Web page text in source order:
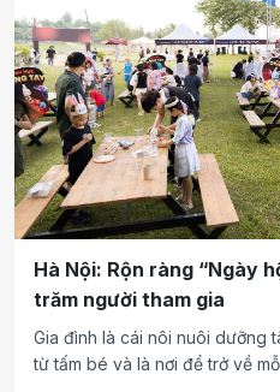
Hà Nội: Rộn ràng “Ngày
trăm người tham gia
Gia đình là cái nôi nuôi dưỡng
từ tấm bé và là nơi để trở về